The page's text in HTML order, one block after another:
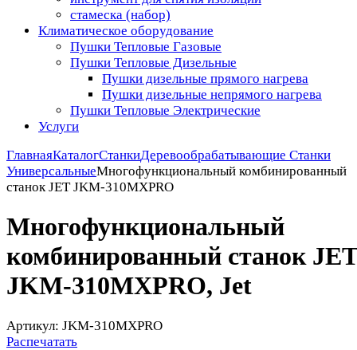
стамеска (набор)
Климатическое оборудование
Пушки Тепловые Газовые
Пушки Тепловые Дизельные
Пушки дизельные прямого нагрева
Пушки дизельные непрямого нагрева
Пушки Тепловые Электрические
Услуги
ГлавнаяКаталогСтанкиДеревообрабатывающие Станки
УниверсальныеМногофункциональный комбинированный
станок JET JKM-310MXPRO
Многофункциональный
комбинированный станок JET
JKM-310MXPRO, Jet
Артикул: JKM-310MXPRO
Распечатать